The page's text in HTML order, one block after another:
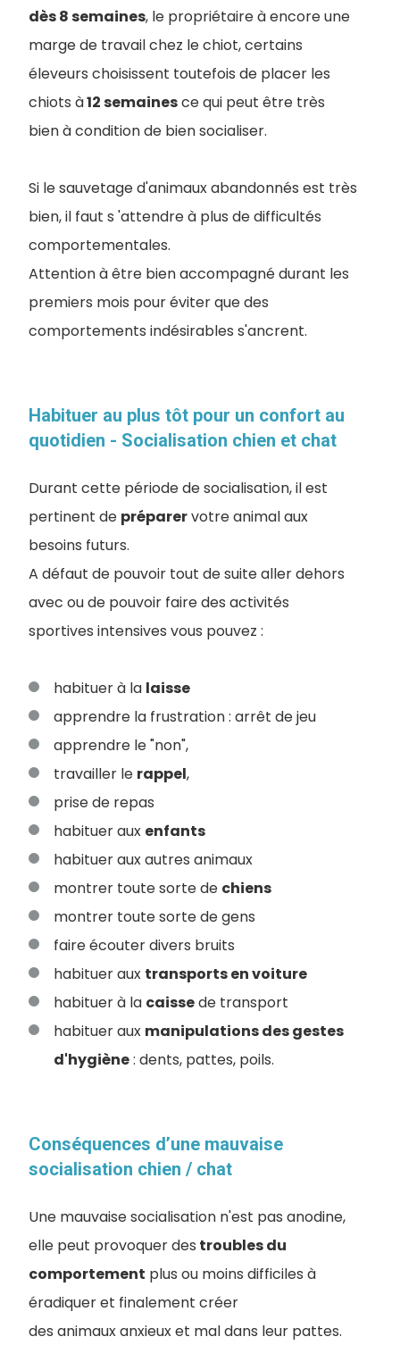
dès 8 semaines, le propriétaire à encore une
marge de travail chez le chiot, certains
éleveurs choisissent toutefois de placer les
chiots à12 semainesce qui peut être très
bien à condition de bien socialiser.
Si le sauvetage d'animaux abandonnés est très
bien, il faut s 'attendre à plus de difficultés
comportementales.
Attention à être bien accompagné durant les
premiers mois pour éviter que des
comportements indésirables s'ancrent.
Habituer au plus tôt pour un confort au
quotidien - Socialisation chien et chat
Durant cette période de socialisation, il est
pertinent de préparervotre animal aux
besoins futurs.
A défaut de pouvoir tout de suite aller dehors
avec ou de pouvoir faire des activités
sportives intensives vous pouvez :
habituer à la laisse
apprendre la frustration : arrêt de jeu
apprendre le "non",
travailler le rappel,
prise de repas
habituer aux enfants
habituer aux autres animaux
montrer toute sorte de chiens
montrer toute sorte de gens
faire écouter divers bruits
habituer aux transports en voiture
habituer à la caissede transport
habituer aux manipulations des gestes
d'hygiène: dents, pattes, poils.
Conséquences d’une mauvaise
socialisation chien / chat
Une mauvaise socialisation n'est pas anodine,
elle peut provoquer des troubles du
comportement plus ou moins difficiles à
éradiquer et finalement créer
des animaux anxieux et mal dans leur pattes.